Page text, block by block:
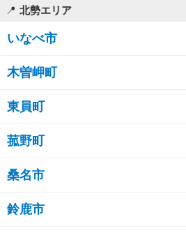
北勢エリア
いなべ市
木曽岬町
東員町
菰野町
桑名市
鈴鹿市